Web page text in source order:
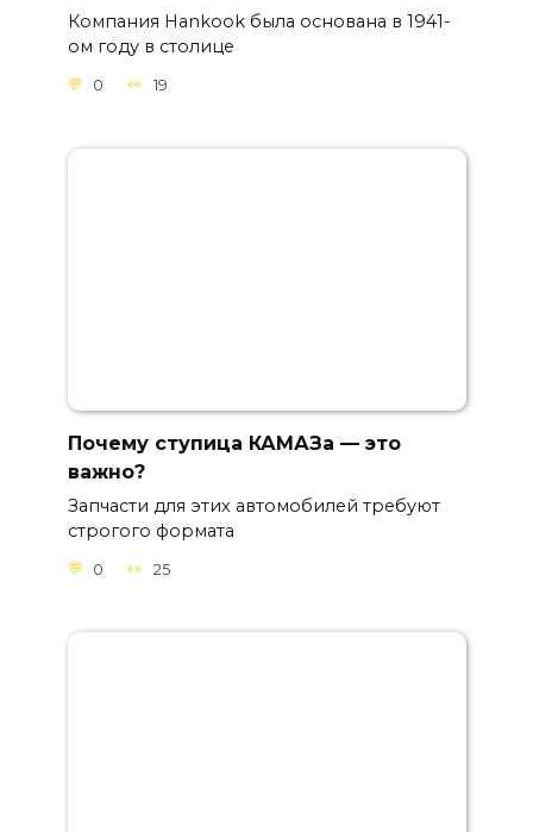
Компания Hankook была основана в 1941-
ом году в столице
0 19
Почему ступица КАМАЗа — это
важно?
Запчасти для этих автомобилей требуют
строгого формата
0 25